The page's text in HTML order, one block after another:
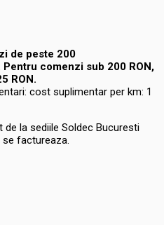
de peste 200
comenzi sub 200 RON,
RON.
cost suplimentar per km: 1
la sediile Soldec Bucuresti
se factureaza.